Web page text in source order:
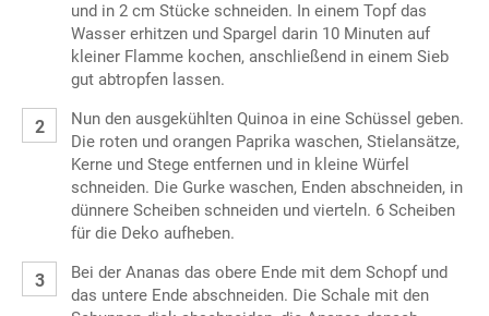
und in 2 cm Stücke schneiden. In einem Topf das
Wasser erhitzen und Spargel darin 10 Minuten auf
kleiner Flamme kochen, anschließend in einem Sieb
gut abtropfen lassen.
Nun den ausgekühlten Quinoa in eine Schüssel geben.
Die roten und orangen Paprika waschen, Stielansätze,
Kerne und Stege entfernen und in kleine Würfel
schneiden. Die Gurke waschen, Enden abschneiden, in
dünnere Scheiben schneiden und vierteln. 6 Scheiben
für die Deko aufheben.
Bei der Ananas das obere Ende mit dem Schopf und
das untere Ende abschneiden. Die Schale mit den